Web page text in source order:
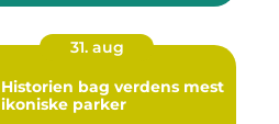
31. aug
Historien bag verdens mest
ikoniske parker